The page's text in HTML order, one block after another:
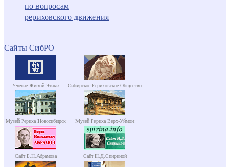
по вопросам
рериховского движения
Сайты СибРО
Учение Живой Этики Сибирское Рериховское Общество
Музей Рериха Новосибирск Музей Рериха Верх-Уймон
Сайт Б.Н.Абрамова Сайт Н.Д.Спириной